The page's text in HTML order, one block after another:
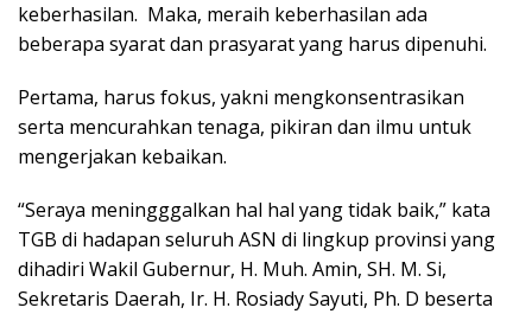
keberhasilan. Maka, meraih keberhasilan ada
beberapa syarat dan prasyarat yang harus dipenuhi.
Pertama, harus fokus, yakni mengkonsentrasikan
serta mencurahkan tenaga, pikiran dan ilmu untuk
mengerjakan kebaikan.
“Seraya meningggalkan hal hal yang tidak baik,” kata
TGB di hadapan seluruh ASN di lingkup provinsi yang
dihadiri Wakil Gubernur, H. Muh. Amin, SH. M. Si,
Sekretaris Daerah, Ir. H. Rosiady Sayuti, Ph. D beserta